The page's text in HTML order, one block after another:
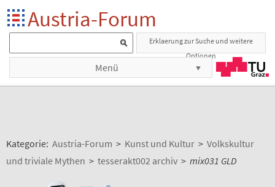
Austria-Forum
Erklaerung zur Suche und weitere
Optionen
Menü
Kategorie: Austria-Forum > Kunst und Kultur > Volkskultur
und triviale Mythen > tesserakt002 archiv > mix031 GLD